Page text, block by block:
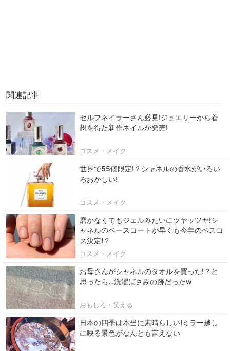
関連記事
セルフネイラーさん必見!ジュエリーから着
想を得た新作ネイルが発売!
コスメ・メイク
世界で55個限定!？シャネルの香水がいろい
ろおかしい!
コスメ・メイク
磨かなくてもジェルみたいにツヤッツヤ!シ
ャネルのベースコートが早くも今年のベスコ
ス決定!？
コスメ・メイク
お母さんがシャネルのタオルを買った!？と
思ったら…洗濯ばさみの跡だったw
おもしろ・笑える
日本の四季は本当に素晴らしい!ミラー越し
に映る景色がなんとも言えない